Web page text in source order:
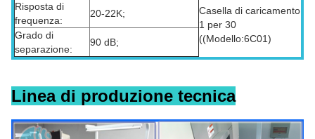
Risposta di
frequenza:
20-22K;
Grado di
separazione:
90 dB;
Casella di caricamento
1 per 30
((Modello:6C01)
Linea di produzione tecnica